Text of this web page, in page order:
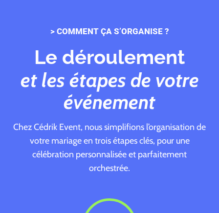
> COMMENT ÇA S’ORGANISE ?
Le déroulement
et les étapes de votre
événement
Chez Cédrik Event, nous simplifions l’organisation de
votre mariage en trois étapes clés, pour une
célébration personnalisée et parfaitement
orchestrée.